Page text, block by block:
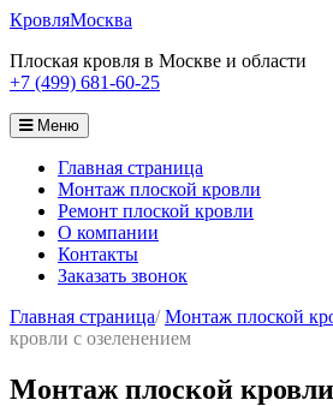
КровляМосква
Плоская кровля в Москве и области
+7 (499) 681-60-25
Меню
Главная страница
Монтаж плоской кровли
Ремонт плоской кровли
О компании
Контакты
Заказать звонок
Главная страница/Монтаж плоской
кровли с озеленением
Монтаж плоской